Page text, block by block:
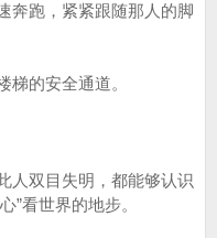
奔跑，紧紧跟随那人的脚
的安全通道。
人双目失明，都能够认识
”看世界的地步。